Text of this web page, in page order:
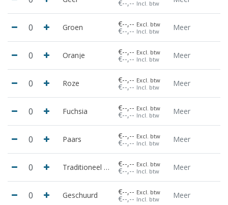
€--,-- Incl. btw
Groen €--,-- Excl. btw
€--,-- Incl. btw Meer
Oranje €--,-- Excl. btw
€--,-- Incl. btw Meer
Roze €--,-- Excl. btw
€--,-- Incl. btw Meer
Fuchsia €--,-- Excl. btw
€--,-- Incl. btw Meer
Paars €--,-- Excl. btw
€--,-- Incl. btw Meer
Traditioneel geel €--,-- Excl. btw
€--,-- Incl. btw Meer
Geschuurd €--,-- Excl. btw
€--,-- Incl. btw Meer